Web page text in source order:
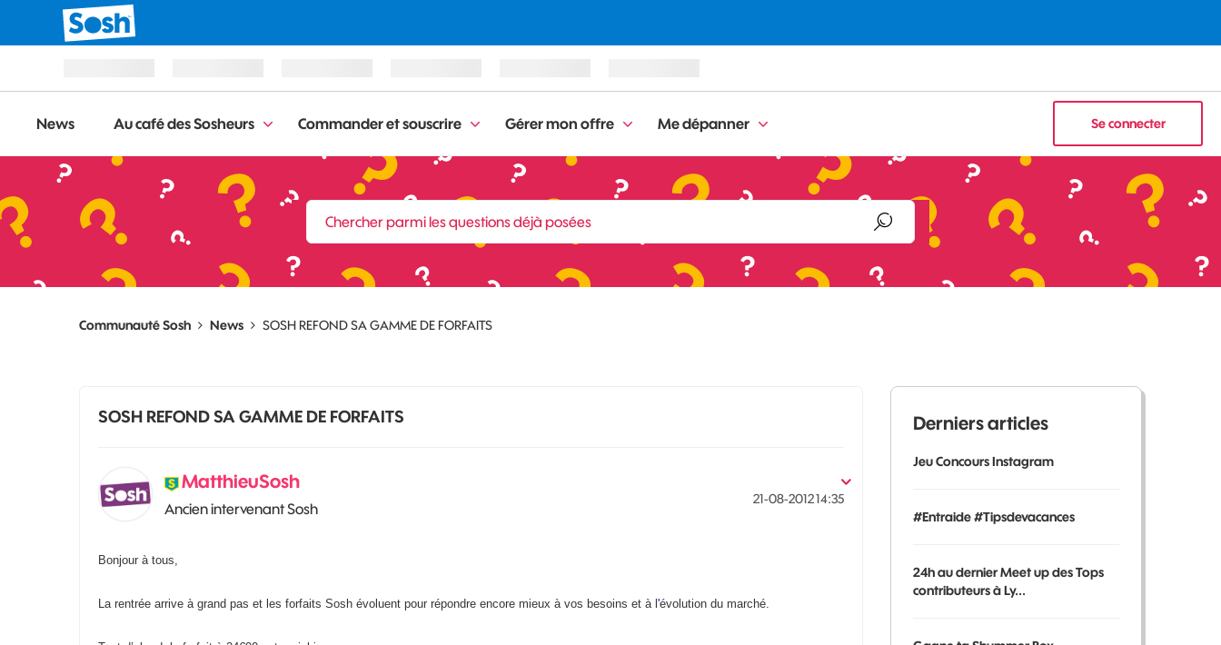
News Au café des Sosheurs Commander et souscrire Gérer mon offre Me dépanner Se connecter
Communauté Sosh News SOSH REFOND SA GAMME DE FORFAITS
SOSH REFOND SA GAMME DE FORFAITS
MatthieuSosh
Ancien intervenant Sosh
‎21-08-201214:35
Bonjour à tous,
La rentrée arrive à grand pas et les forfaits Sosh évoluent pour répondre encore mieux à vos besoins et à l 'évolution du marché.
Derniers articles
Jeu Concours Instagram
#Entraide #Tipsdevacances
24h au dernier Meet up des Tops
contributeurs à Ly...